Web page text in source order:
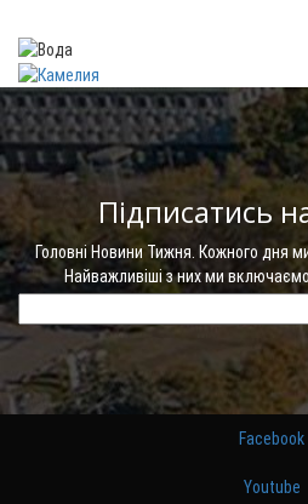
Підписатись
Головні Новини Тижня. Кожного дня
Найважливіші з них ми
Facebook
Youtube